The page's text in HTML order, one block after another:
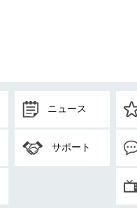
ニュース
サポート